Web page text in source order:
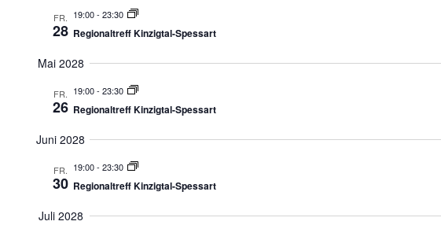
FR.
28
19:00- 23:30
Regionaltreff Kinzigtal-Spessart
Mai 2028
FR.
26
19:00- 23:30
Regionaltreff Kinzigtal-Spessart
Juni 2028
FR.
30
19:00- 23:30
Regionaltreff Kinzigtal-Spessart
Juli 2028